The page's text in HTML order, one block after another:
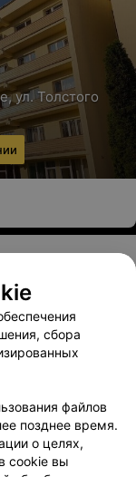
ул. Толстого
рекламы
договор
оплаты
сбора
файлов
позднее время.
о целях,
cookie вы